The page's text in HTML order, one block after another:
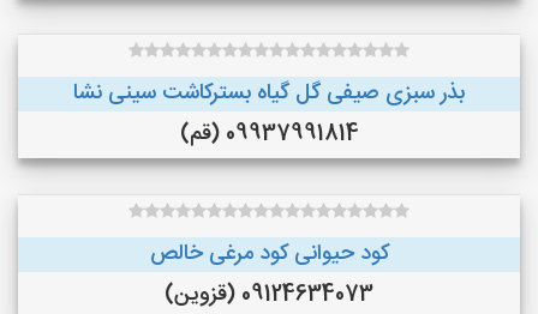
بذر سبزی صیفی گل گیاه بسترکاشت سینی نشا
09937991814 (قم)
کود حیوانی کود مرغی خالص
09124634073 (قزوین)